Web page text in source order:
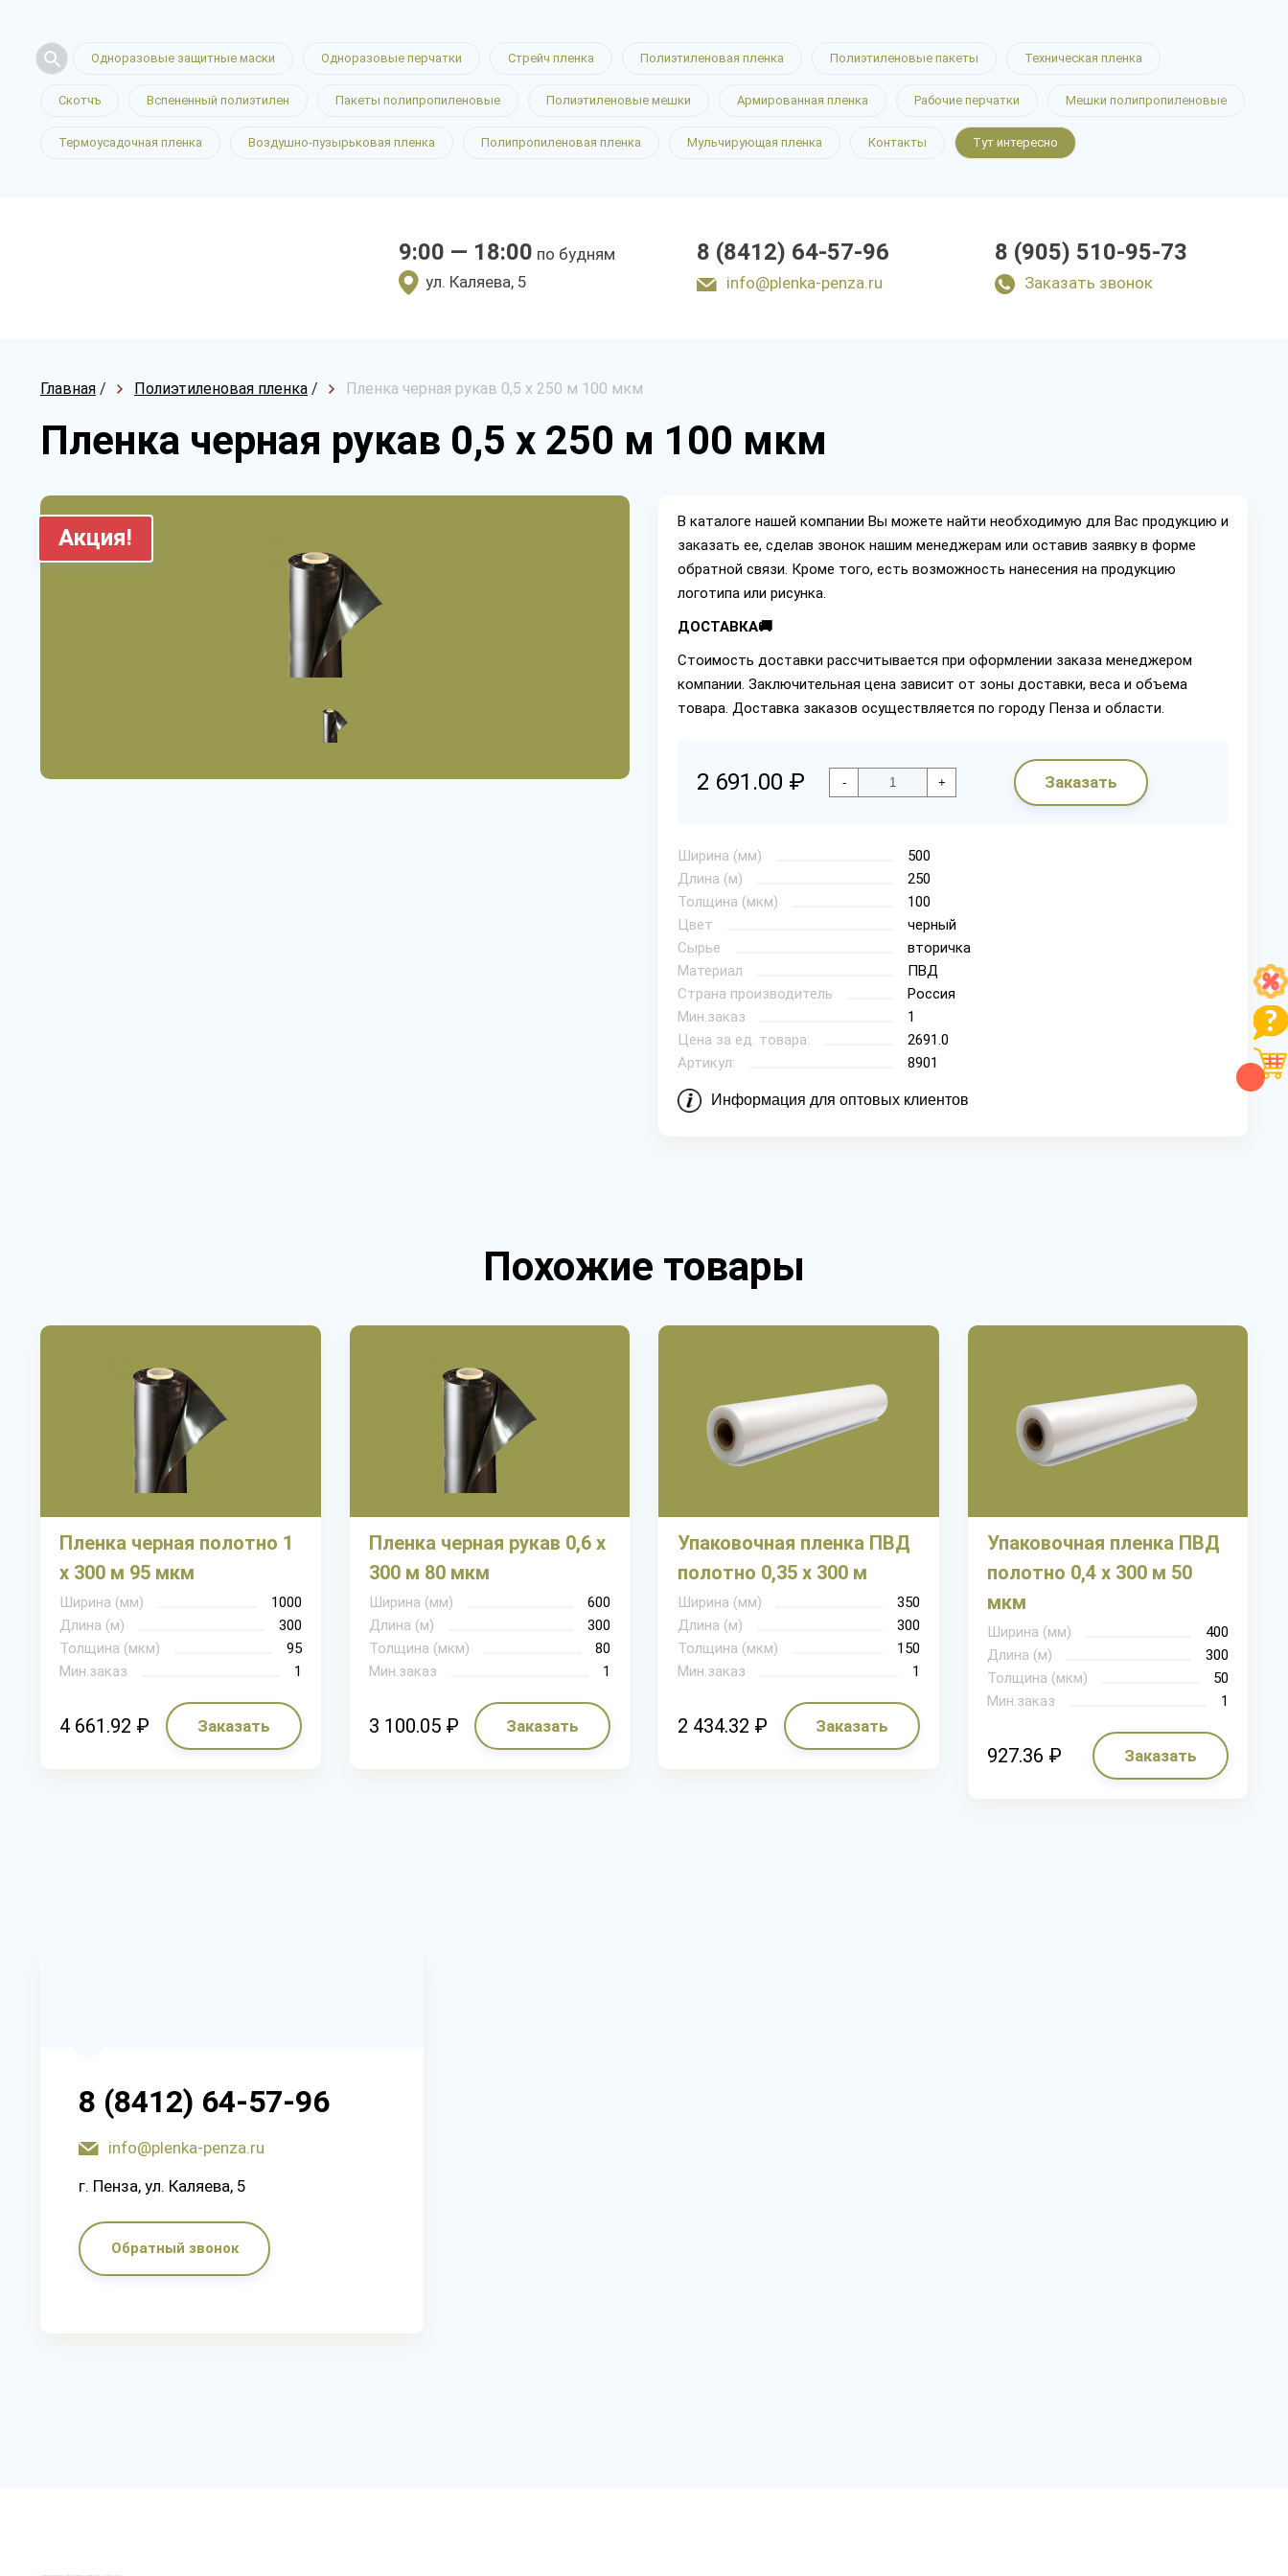
Одноразовые защитные маски Одноразовые перчатки Стрейч пленка Полиэтиленовая пленка Полиэтиленовые пакеты Техническая пленка
Скотчъ Вспененный полиэтилен Пакеты полипропиленовые Полиэтиленовые мешки Армированная пленка Рабочие перчатки Мешки полипропиленовые
Термоусадочная пленка Воздушно-пузырьковая пленка Полипропиленовая пленка Мульчирующая пленка Контакты Тут интересно
9:00 — 18:00 по будням
ул. Каляева, 5
8 (8412) 64-57-96
info@plenka-penza.ru
8 (905) 510-95-73
Заказать звонок
Главная / Полиэтиленовая пленка / Пленка черная рукав 0,5 х 250 м 100 мкм
Пленка черная рукав 0,5 х 250 м 100 мкм
Акция!
В каталоге нашей компании Вы можете найти необходимую для Вас продукцию и
заказать ее, сделав звонок нашим менеджерам или оставив заявку в форме
обратной связи. Кроме того, есть возможность нанесения на продукцию
логотипа или рисунка.
ДОСТАВКА🚚
Стоимость доставки рассчитывается при оформлении заказа менеджером
компании. Заключительная цена зависит от зоны доставки, веса и объема
товара. Доставка заказов осуществляется по городу Пенза и области.
2 691.00 ₽ - + Заказать
Ширина (мм)
500
Длина (м)
250
Толщина (мкм)
100
Цвет
черный
Сырье
вторичка
Материал
ПВД
Страна производитель
Россия
Мин.заказ
1
Цена за ед. товара:
2691.0
Артикул:
8901
Информация для оптовых клиентов
Похожие товары
Пленка черная полотно 1
х 300 м 95 мкм
Ширина (мм)
1000
Длина (м)
300
Толщина (мкм)
95
Мин.заказ
1
4 661.92 ₽ Заказать
Пленка черная рукав 0,6 х
300 м 80 мкм
Ширина (мм)
600
Длина (м)
300
Толщина (мкм)
80
Мин.заказ
1
3 100.05 ₽ Заказать
Упаковочная пленка ПВД
полотно 0,35 х 300 м
Ширина (мм)
350
Длина (м)
300
Толщина (мкм)
150
Мин.заказ
1
2 434.32 ₽ Заказать
Упаковочная пленка ПВД
полотно 0,4 х 300 м 50
мкм
Ширина (мм)
400
Длина (м)
300
Толщина (мкм)
50
Мин.заказ
1
927.36 ₽ Заказать
8 (8412) 64-57-96
info@plenka-penza.ru
г. Пенза, ул. Каляева, 5
Обратный звонок